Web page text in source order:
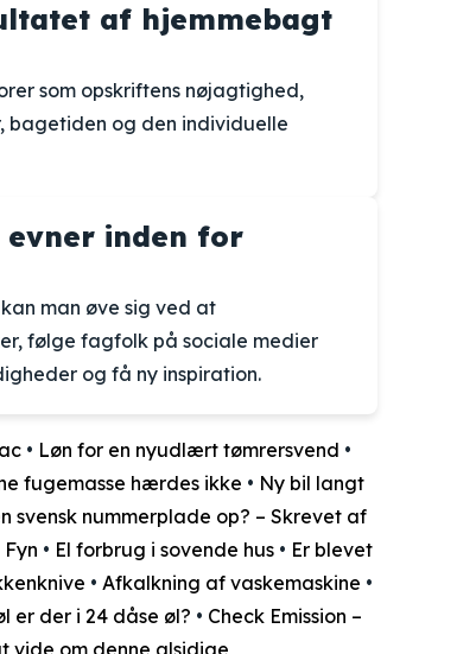
af hjemmebagt
som opskriftens nøjagtighed,
bagetiden og den individuelle
evner inden for
man øve sig ved at
følge fagfolk på sociale medier
og få ny inspiration.
• Løn for en nyudlært tømrersvend •
fugemasse hærdes ikke • Ny bil langt
svensk nummerplade op? – Skrevet af
• El forbrug i sovende hus • Er blevet
• Afkalkning af vaskemaskine •
er der i 24 dåse øl? • Check Emission –
vide om denne alsidige